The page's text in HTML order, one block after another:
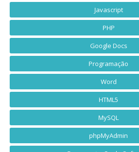
Javascript
PHP
Google Docs
Programação
Word
HTML5
MySQL
phpMyAdmin